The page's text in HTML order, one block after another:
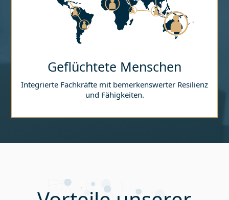
Geflüchtete Menschen
Integrierte Fachkräfte mit bemerkenswerter Resilienz
und Fähigkeiten.